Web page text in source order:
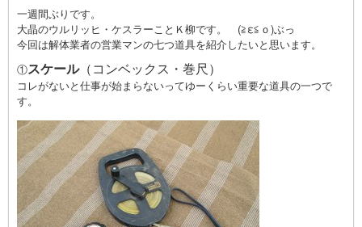
一週間ぶりです。
大晶のウルリッヒ・ケスラーことＫ柳です。ゞ(≧ε≦ｏ)ぶっ
今回は解体業者の営業マンの七つ道具を紹介したいと思います。
①スケール（コンベックス・巻尺）
コレがないと仕事が始まらないってゆーくらい重要な道具の一つで
す。